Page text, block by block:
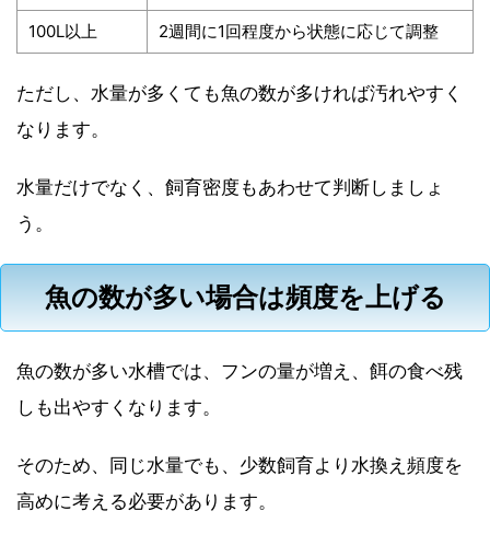
100L以上 2週間に1回程度から状態に応じて調整
ただし、水量が多くても魚の数が多ければ汚れやすく
なります。
水量だけでなく、飼育密度もあわせて判断しましょ
う。
魚の数が多い場合は頻度を上げる
魚の数が多い水槽では、フンの量が増え、餌の食べ残
しも出やすくなります。
そのため、同じ水量でも、少数飼育より水換え頻度を
高めに考える必要があります。